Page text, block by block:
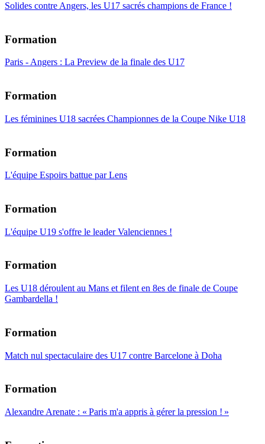
Solides contre Angers, les U17 sacrés champions de France !
Formation
Paris - Angers : La Preview de la finale des U17
Formation
Les féminines U18 sacrées Championnes de la Coupe Nike U18
Formation
L'équipe Espoirs battue par Lens
Formation
L'équipe U19 s'offre le leader Valenciennes !
Formation
Les U18 déroulent au Mans et filent en 8es de finale de Coupe
Gambardella !
Formation
Match nul spectaculaire des U17 contre Barcelone à Doha
Formation
Alexandre Arenate : « Paris m'a appris à gérer la pression ! »